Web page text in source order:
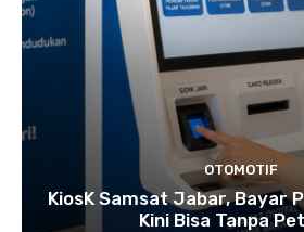
OTOMOTIF
KiosK Samsat Jabar, Bayar
Kini Bisa Tanpa